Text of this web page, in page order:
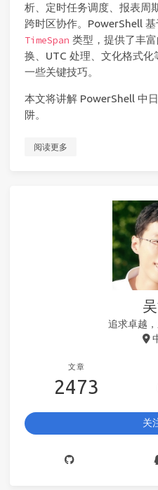
析、定时任务调度、报表周
跨时区协作。PowerShell 基
TimeSpan 类型，提供了丰
换、UTC 处理、文化格式
一些关键技巧。
本文将讲解 PowerShell 中
阱。
阅读更多
追求卓越
文章
2473
关